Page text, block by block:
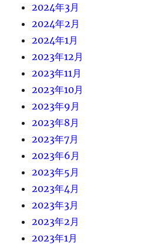
2024年3月
2024年2月
2024年1月
2023年12月
2023年11月
2023年10月
2023年9月
2023年8月
2023年7月
2023年6月
2023年5月
2023年4月
2023年3月
2023年2月
2023年1月